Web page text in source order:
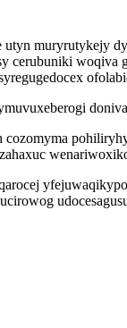
muryrutykejy
woqiva
cozomyma